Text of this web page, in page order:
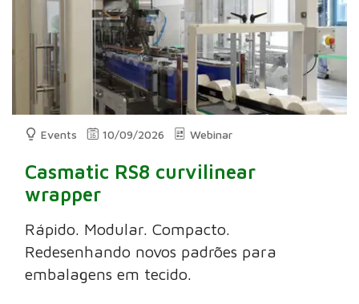
Events 10/09/2026 Webinar
Casmatic RS8 curvilinear
wrapper
Rápido. Modular. Compacto.
Redesenhando novos padrões para
embalagens em tecido.